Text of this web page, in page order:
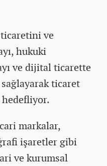
ve
hukuki
ve dijital ticarette
ticaret
markalar,
işaretler gibi
ve kurumsal